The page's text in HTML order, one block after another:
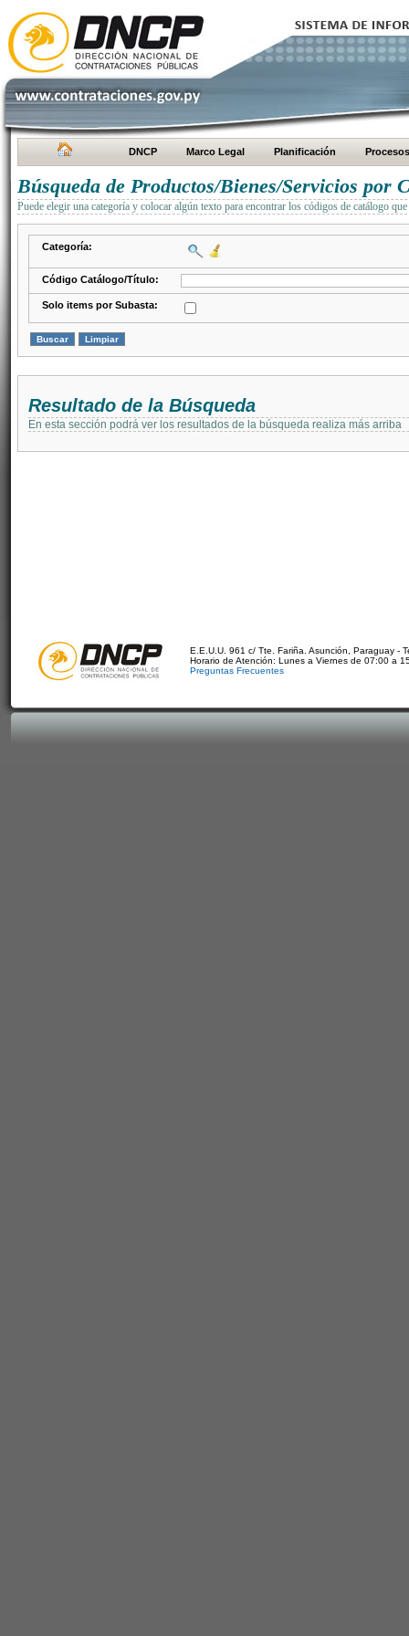
DNCP Marco Legal Planificación Procesos
Búsqueda de Productos/Bienes/Servicios por
Puede elegir una categoría y colocar algún texto para encontrar los códigos de catálogo
Categoría:
Código Catálogo/Título:
Solo items por Subasta:
Resultado de la Búsqueda
En esta sección podrá ver los resultados de la búsqueda realiza más arriba
E.E.U.U. 961 c/ Tte. Fariña. Asunción, Paraguay -
Horario de Atención: Lunes a Viernes de 07:00 a
Preguntas Frecuentes